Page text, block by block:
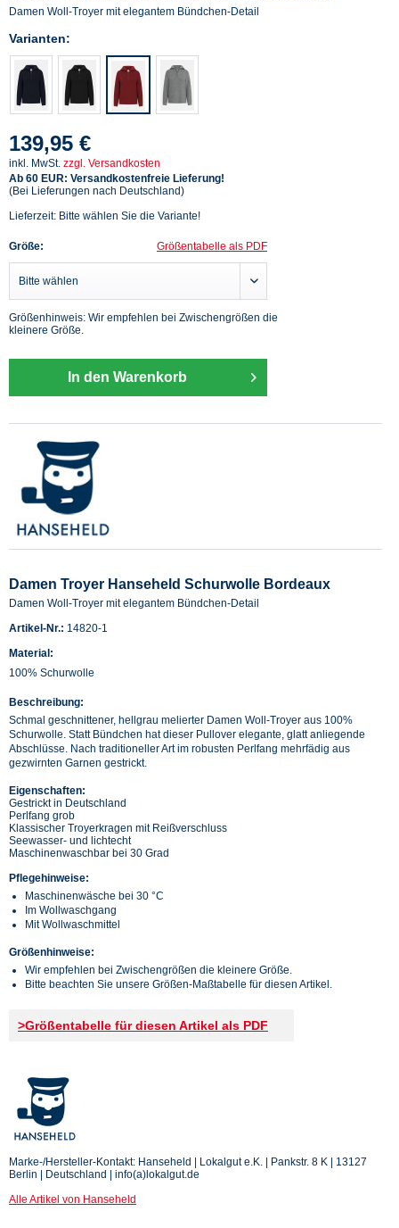
Damen Woll-Troyer mit elegantem Bündchen-Detail
Varianten:
139,95 €
inkl. MwSt. zzgl. Versandkosten
Ab 60 EUR: Versandkostenfreie Lieferung!
(Bei Lieferungen nach Deutschland)
Lieferzeit: Bitte wählen Sie die Variante!
Größe: Größentabelle als PDF
Größenhinweis: Wir empfehlen bei Zwischengrößen die
kleinere Größe.
In den Warenkorb
Damen Troyer Hanseheld Schurwolle Bordeaux
Damen Woll-Troyer mit elegantem Bündchen-Detail
Artikel-Nr.: 14820-1
Material:
100% Schurwolle
Beschreibung:
Schmal geschnittener, hellgrau melierter Damen Woll-Troyer aus 100%
Schurwolle. Statt Bündchen hat dieser Pullover elegante, glatt anliegende
Abschlüsse. Nach traditioneller Art im robusten Perlfang mehrfädig aus
gezwirnten Garnen gestrickt.
Eigenschaften:
Gestrickt in Deutschland
Perlfang grob
Klassischer Troyerkragen mit Reißverschluss
Seewasser- und lichtecht
Maschinenwaschbar bei 30 Grad
Pflegehinweise:
Maschinenwäsche bei 30 °C
Im Wollwaschgang
Mit Wollwaschmittel
Größenhinweise:
Wir empfehlen bei Zwischengrößen die kleinere Größe.
Bitte beachten Sie unsere Größen-Maßtabelle für diesen Artikel.
>Größentabelle für diesen Artikel als PDF
Marke-/Hersteller-Kontakt: Hanseheld | Lokalgut e.K. | Pankstr. 8 K | 13127
Berlin | Deutschland | info(a)lokalgut.de
Alle Artikel von Hanseheld